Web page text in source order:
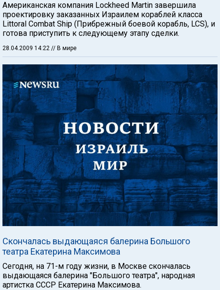
Американская компания Lockheed Martin завершила
проектировку заказанных Израилем кораблей класса
Littoral Combat Ship (Прибрежный боевой корабль, LCS), и
готова приступить к следующему этапу сделки.
28.04.2009 14:22 // В мире
Скончалась выдающаяся балерина Большого
театра Екатерина Максимова
Сегодня, на 71-м году жизни, в Москве скончалась
выдающаяся балерина "Большого театра", народная
артистка СССР Екатерина Максимова.